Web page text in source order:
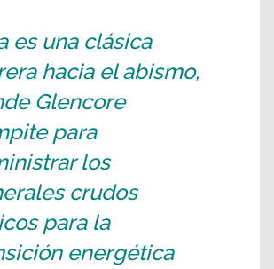
es una clásica
hacia el abismo,
Glencore
para
los
crudos
para la
energética